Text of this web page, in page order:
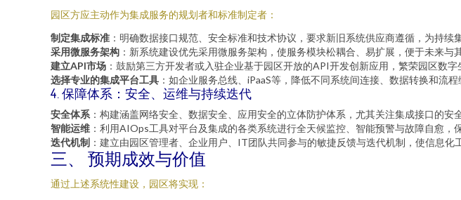
园区方应主动作为集成服务的规划者和标准制定者：
制定集成标准 ：明确数据接口规范、安全标准和技术协议，要求新旧系统供应商遵循，为持续
采用微服务架构 ：新系统建设优先采用微服务架构，使服务模块松耦合、易扩展，便于未来与
建立API市场 ：鼓励第三方开发者或入驻企业基于园区开放的API开发创新应用，繁荣园区数字
选择专业的集成平台工具 ：如企业服务总线、iPaaS等，降低不同系统间连接、数据转换和流程
4. 保障体系：安全、运维与持续迭代
安全体系 ：构建涵盖网络安全、数据安全、应用安全的立体防护体系，尤其关注集成接口的安
智能运维 ：利用AIOps工具对平台及集成的各类系统进行全天候监控、智能预警与故障自愈，
迭代机制 ：建立由园区管理者、企业用户、IT团队共同参与的敏捷反馈与迭代机制，使信息化
三、 预期成效与价值
通过上述系统性建设，园区将实现：